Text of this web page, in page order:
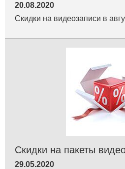
20.08.2020
Скидки на видеозаписи в
Скидки на пакеты
29.05.2020